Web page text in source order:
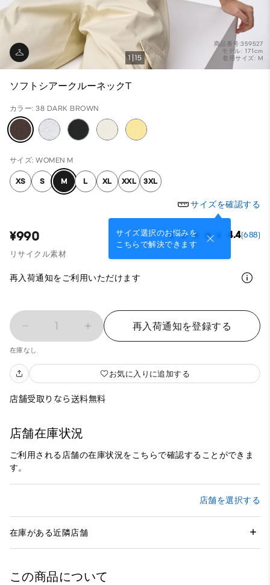
商品番号:359527
モデル: 171cm
着用サイズ: M
1 15
ソフトシアークルーネックT
カラー: 38 DARK BROWN
サイズ: WOMEN M
XS S M L XL XXL 3XL
サイズを確認する
サイズ選択のお悩みを
こちらで解決できます
¥990 4.4(688)
リサイクル素材
再入荷通知をご利用いただけます
1 再入荷通知を登録する
在庫なし
お気に入りに追加する
店舗受取りなら送料無料
店舗在庫状況
ご利用される店舗の在庫状況をこちらで確認することができま
す。
店舗を選択する
在庫がある近隣店舗
この商品について